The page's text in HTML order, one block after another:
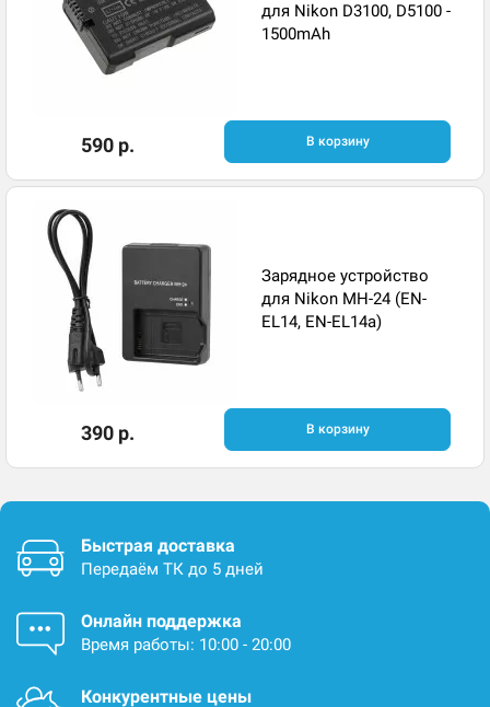
для Nikon D3100, D5100 -
1500mAh
590 р. В корзину
Зарядное устройство
для Nikon MH-24 (EN-
EL14, EN-EL14a)
390 р. В корзину
Быстрая доставка
Передаём ТК до 5 дней
Онлайн поддержка
Время работы: 10:00 - 20:00
Конкурентные цены